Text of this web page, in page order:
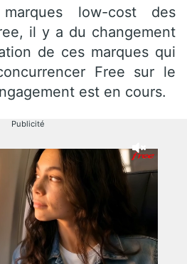
low-cost des
il y a du changement
de ces marques qui
Free sur le
est en cours.
Publicité